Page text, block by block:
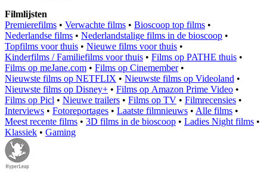
Filmlijsten
Premierefilms • Verwachte films • Bioscoop top films •
Nederlandse films • Nederlandstalige films in de bioscoop •
Topfilms voor thuis • Nieuwe films voor thuis •
Kinderfilms / Familiefilms voor thuis • Films op PATHE thuis •
Films op meJane.com • Films op Cinemember•
Nieuwste films op NETFLIX • Nieuwste films op Videoland •
Nieuwste films op Disney+ • Films op Amazon Prime Video •
Films op Picl • Nieuwe trailers • Films op TV • Filmrecensies •
Interviews • Fotoreportages • Laatste filmnieuws • Alle films •
Meest recente films • 3D films in de bioscoop • Ladies Night films •
Klassiek • Gaming